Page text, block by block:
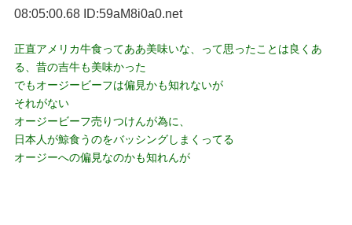
08:05:00.68 ID:59aM8i0a0.net
正直アメリカ牛食ってああ美味いな、って思ったことは良くあ
る、昔の吉牛も美味かった
でもオージービーフは偏見かも知れないが
それがない
オージービーフ売りつけんが為に、
日本人が鯨食うのをバッシングしまくってる
オージーへの偏見なのかも知れんが